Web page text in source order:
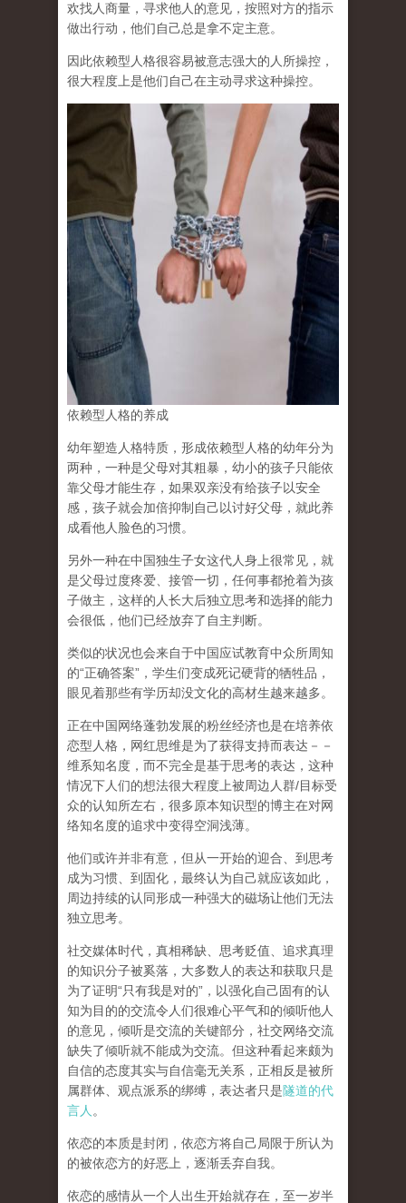
欢找人商量，寻求他人的意见，按照对方的指示
做出行动，他们自己总是拿不定主意。
因此依赖型人格很容易被意志强大的人所操控，
很大程度上是他们自己在主动寻求这种操控。
依赖型人格的养成
幼年塑造人格特质，形成依赖型人格的幼年分为
两种，一种是父母对其粗暴，幼小的孩子只能依
靠父母才能生存，如果双亲没有给孩子以安全
感，孩子就会加倍抑制自己以讨好父母，就此养
成看他人脸色的习惯。
另外一种在中国独生子女这代人身上很常见，就
是父母过度疼爱、接管一切，任何事都抢着为孩
子做主，这样的人长大后独立思考和选择的能力
会很低，他们已经放弃了自主判断。
类似的状况也会来自于中国应试教育中众所周知
的“正确答案”，学生们变成死记硬背的牺牲品，
眼见着那些有学历却没文化的高材生越来越多。
正在中国网络蓬勃发展的粉丝经济也是在培养依
恋型人格，网红思维是为了获得支持而表达－－
维系知名度，而不完全是基于思考的表达，这种
情况下人们的想法很大程度上被周边人群/目标受
众的认知所左右，很多原本知识型的博主在对网
络知名度的追求中变得空洞浅薄。
他们或许并非有意，但从一开始的迎合、到思考
成为习惯、到固化，最终认为自己就应该如此，
周边持续的认同形成一种强大的磁场让他们无法
独立思考。
社交媒体时代，真相稀缺、思考贬值、追求真理
的知识分子被奚落，大多数人的表达和获取只是
为了证明“只有我是对的”，以强化自己固有的认
知为目的的交流令人们很难心平气和的倾听他人
的意见，倾听是交流的关键部分，社交网络交流
缺失了倾听就不能成为交流。但这种看起来颇为
自信的态度其实与自信毫无关系，正相反是被所
属群体、观点派系的绑缚，表达者只是隧道的代
言人 。
依恋的本质是封闭，依恋方将自己局限于所认为
的被依恋方的好恶上，逐渐丢弃自我。
依恋的感情从一个人出生开始就存在，至一岁半